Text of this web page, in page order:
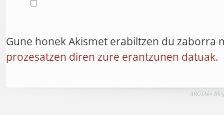
Gune honek Akismet erabiltzen du zaborra
prozesatzen diren zure erantzunen datuak.
ARGIAko